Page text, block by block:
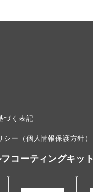
づく表記
シー（個人情報保護方針）
コーティングキット